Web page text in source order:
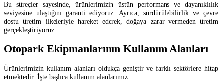
Bu süreçler sayesinde, ürünlerimizin üstün performans ve dayanıklılık
seviyesine ulaştığını garanti ediyoruz. Ayrıca, sürdürülebilirlik ve çevre
dostu üretim ilkeleriyle hareket ederek, doğaya zarar vermeden üretim
gerçekleştiriyoruz.
Otopark Ekipmanlarının Kullanım Alanları
Ürünlerimizin kullanım alanları oldukça geniştir ve farklı sektörlere hitap
etmektedir. İşte başlıca kullanım alanlarımız: